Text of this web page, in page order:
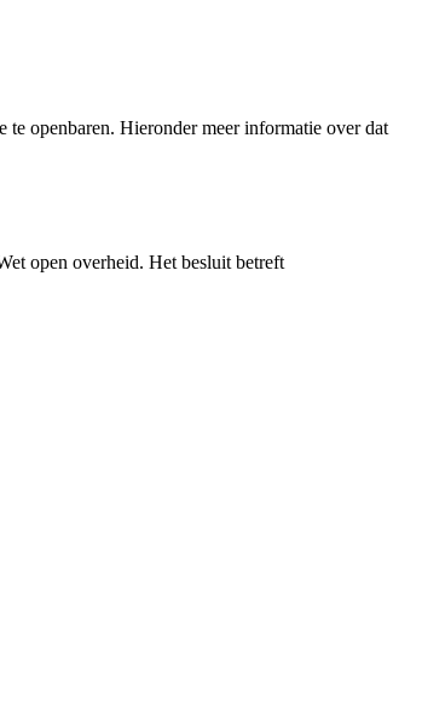
te openbaren. Hieronder meer informatie over dat
open overheid. Het besluit betreft